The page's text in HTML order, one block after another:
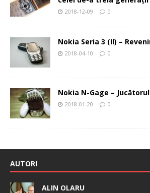
2018-12-09 0
Nokia Seria 3 (II) –
2018-04-10 0
Nokia N-Gage –
2018-01-20 0
AUTORI
ALIN OLARU